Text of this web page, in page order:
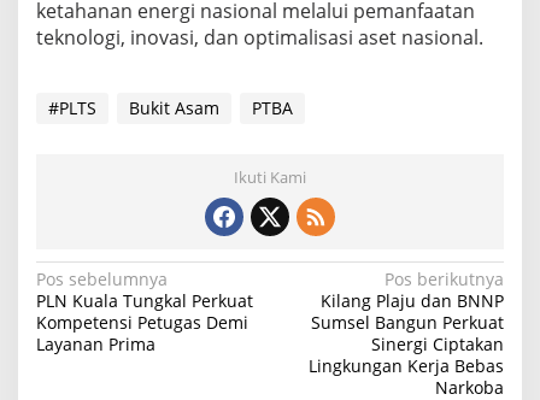
ketahanan energi nasional melalui pemanfaatan
teknologi, inovasi, dan optimalisasi aset nasional.
#PLTS Bukit Asam PTBA
Ikuti Kami
N
a
v
Pos sebelumnya
PLN Kuala Tungkal Perkuat
Kompetensi Petugas Demi
Layanan Prima
Pos berikutnya
Kilang Plaju dan BNNP
Sumsel Bangun Perkuat
Sinergi Ciptakan
Lingkungan Kerja Bebas
Narkoba